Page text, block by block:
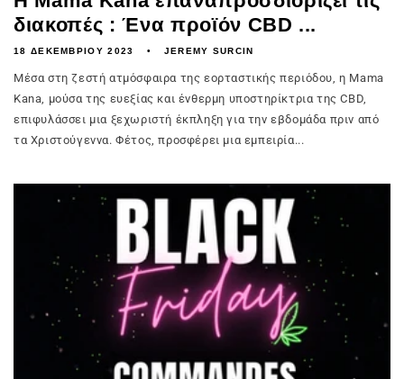
διακοπές : Ένα προϊόν CBD ...
18 ΔΕΚΕΜΒΡΊΟΥ 2023 JEREMY SURCIN
Μέσα στη ζεστή ατμόσφαιρα της εορταστικής περιόδου, η Mama
Kana, μούσα της ευεξίας και ένθερμη υποστηρίκτρια της CBD,
επιφυλάσσει μια ξεχωριστή έκπληξη για την εβδομάδα πριν από
τα Χριστούγεννα. Φέτος, προσφέρει μια εμπειρία...